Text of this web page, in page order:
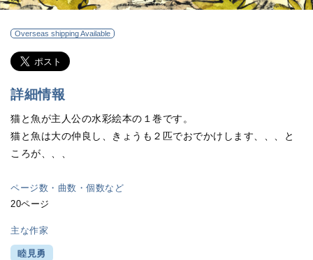
Overseas shipping Available
詳細情報
猫と魚が主人公の水彩絵本の１巻です。
猫と魚は大の仲良し、きょうも２匹でおでかけします、、、と
ころが、、、
ページ数・曲数・個数など
20ページ
主な作家
睦見勇